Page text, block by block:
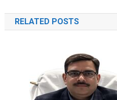
navigation
RELATED POSTS